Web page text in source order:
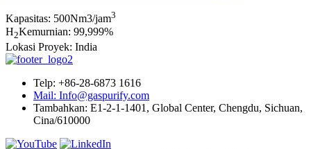
Kapasitas: 500Nm3/jam3
H2Kemurnian: 99,999%
Lokasi Proyek: India
Telp: +86-28-6873 1616
Mail: Info@gaspurify.com
Tambahkan: E1-2-1-1401, Global Center, Chengdu, Sichuan,
Cina/610000